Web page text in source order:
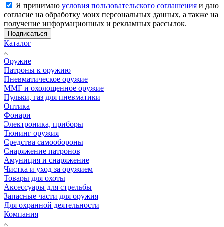
Я принимаю условия пользовательского соглашения и даю
согласие на обработку моих персональных данных, а также на
получение информационных и рекламных рассылок.
Подписаться
Каталог
Оружие
Патроны к оружию
Пневматическое оружие
ММГ и охолощенное оружие
Пульки, газ для пневматики
Оптика
Фонари
Электроника, приборы
Тюнинг оружия
Средства самообороны
Снаряжение патронов
Амуниция и снаряжение
Чистка и уход за оружием
Товары для охоты
Аксессуары для стрельбы
Запасные части для оружия
Для охранной деятельности
Компания